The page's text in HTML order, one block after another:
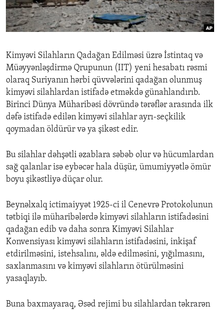
ENVIRONMENT AND HEALTH
IDEALS AND INSTITUTIONS
Kimyəvi Silahların Qadağan Edilməsi üzrə İstintaq və
Müəyyənləşdirmə Qrupunun (IIT) yeni hesabatı rəsmi
olaraq Suriyanın hərbi qüvvələrini qadağan olunmuş
kimyəvi silahlardan istifadə etməkdə günahlandırıb.
Birinci Dünya Müharibəsi dövründə tərəflər arasında ilk
dəfə istifadə edilən kimyəvi silahlar ayrı-seçkilik
qoymadan öldürür və ya şikəst edir.
Bu silahlar dəhşətli əzablara səbəb olur və hücumlardan
sağ qalanlar isə eybəcər hala düşür, ümumiyyətlə ömür
boyu şikəstliyə düçar olur.
Beynəlxalq ictimaiyyət 1925-ci il Cenevrə Protokolunun
tətbiqi ilə müharibələrdə kimyəvi silahların istifadəsini
qadağan edib və daha sonra Kimyəvi Silahlar
Konvensiyası kimyəvi silahların istifadəsini, inkişaf
etdirilməsini, istehsalını, əldə edilməsini, yığılmasını,
saxlanmasını və kimyəvi silahların ötürülməsini
yasaqlayıb.
Buna baxmayaraq, Əsəd rejimi bu silahlardan təkrarən